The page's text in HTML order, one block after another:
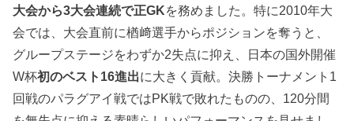
大会から3大会連続で正GKを務めました。特に2010年大
会では、大会直前に楢﨑選手からポジションを奪うと、
グループステージをわずか2失点に抑え、日本の国外開催
W杯初のベスト16進出に大きく貢献。決勝トーナメント1
回戦のパラグアイ戦ではPK戦で敗れたものの、120分間